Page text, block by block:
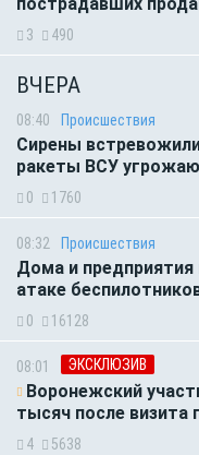
3 490
ВЧЕРА
08:40 Происшествия
Сирены
ракеты ВСУ
0 1760
08:32 Происшествия
Дома и
атаке
0 16128
08:01 ЭКСКЛЮЗИВ
Воронежский
тысяч после визита
4 5638